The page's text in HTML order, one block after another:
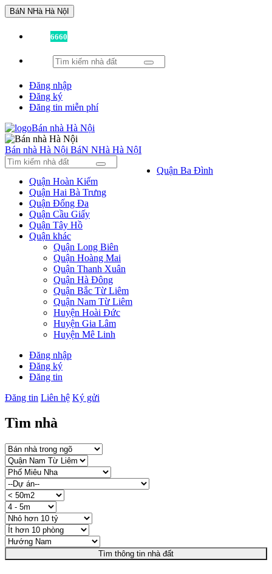
BáN NHà Hà NộI
6660
Đăng nhập
Đăng ký
Đăng tin miễn phí
Bán nhà Hà Nội BáN NHà Hà NộI
Quận Ba Đình
Quận Hoàn Kiếm
Quận Hai Bà Trưng
Quận Đống Đa
Quận Cầu Giấy
Quận Tây Hồ
Quận khác
Quận Long Biên
Quận Hoàng Mai
Quận Thanh Xuân
Quận Hà Đông
Quận Bắc Từ Liêm
Quận Nam Từ Liêm
Huyện Hoài Đức
Huyện Gia Lâm
Huyện Mê Linh
Đăng nhập
Đăng ký
Đăng tin
Đăng tin Liên hệ Ký gửi
Tìm nhà
Tìm thông tin nhà đất